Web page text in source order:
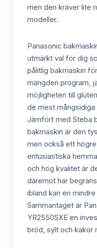
men den kräver lite
modeller.
Panasonic
utmärkt val för dig
pålitlig bakmaskin
mängden program,
möjligheten till
de mest mångsidiga
Jämfört med Steba
bakmaskin är den
men också ett
entusiastiska
och hög kvalitet är
däremot har
ibland kan en
Sammantaget är
YR2550SXE en
bröd, sylt och kakor